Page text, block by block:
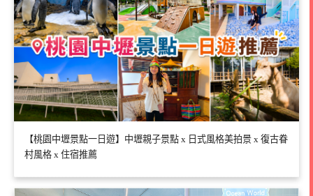
【桃園中壢景點一日遊】中壢親子景點 x 日式風格美拍景 x 復古眷
村風格 x 住宿推薦